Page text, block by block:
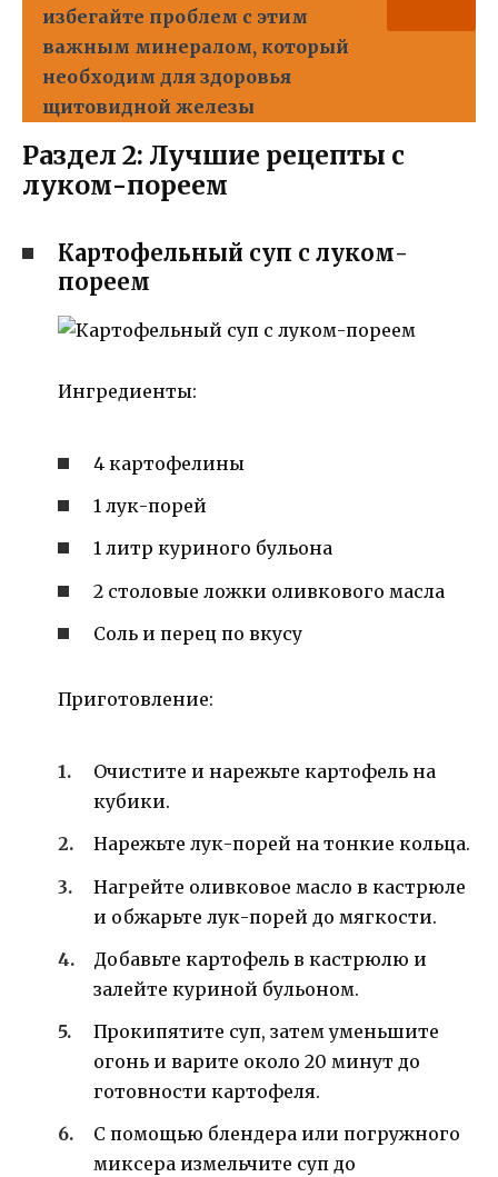
избегайте проблем с этим
важным минералом, который
необходим для здоровья
щитовидной железы
Раздел 2: Лучшие рецепты с
луком-пореем
Картофельный суп с луком-
пореем
Ингредиенты:
4 картофелины
1 лук-порей
1 литр куриного бульона
2 столовые ложки оливкового масла
Соль и перец по вкусу
Приготовление:
Очистите и нарежьте картофель на
кубики.
Нарежьте лук-порей на тонкие кольца.
Нагрейте оливковое масло в кастрюле
и обжарьте лук-порей до мягкости.
Добавьте картофель в кастрюлю и
залейте куриной бульоном.
Прокипятите суп, затем уменьшите
огонь и варите около 20 минут до
готовности картофеля.
С помощью блендера или погружного
миксера измельчите суп до